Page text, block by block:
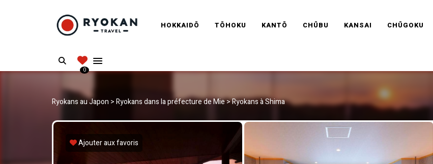
RYOKANTRAVEL FRANCE
HOKKAIDŌ TŌHOKU KANTŌ CHŪBU KANSAI CHŪGOKU
Search
0
Ryokans au Japon >Ryokans dans la préfecture de Mie>Ryokans à Shima
Ajouter aux favoris